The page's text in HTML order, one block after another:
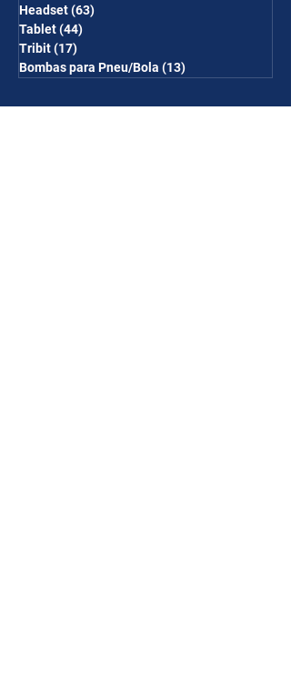
Headset(63)
Tablet(44)
Tribit(17)
Bombas para Pneu/Bola (13)